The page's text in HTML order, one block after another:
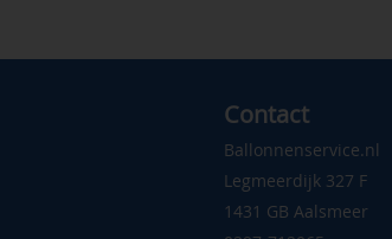
Contact
Ballonnenservice.nl
Legmeerdijk 327 F
1431 GB Aalsmeer